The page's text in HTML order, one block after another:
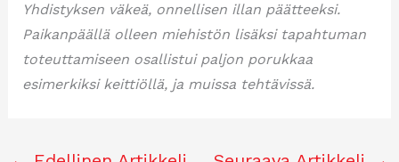
Yhdistyksen väkeä, onnellisen illan päätteeksi.
Paikanpäällä olleen miehistön lisäksi tapahtuman
toteuttamiseen osallistui paljon porukkaa
esimerkiksi keittiöllä, ja muissa tehtävissä.